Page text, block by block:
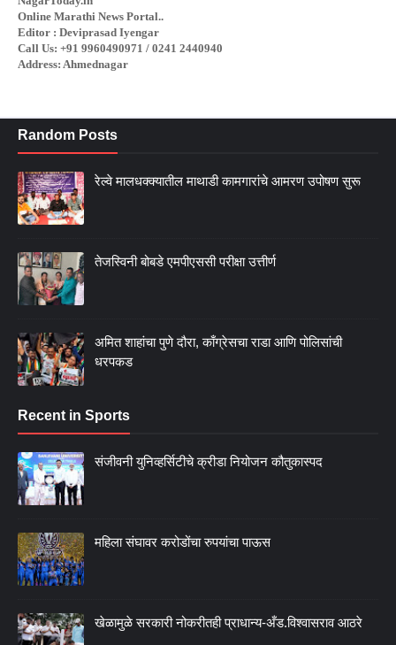
Online Marathi News Portal..
Editor : Deviprasad Iyengar
Call Us: +91 9960490971 / 0241 2440940
Address: Ahmednagar
Random Posts
रेल्वे मालधक्क्यातील माथाडी कामगारांचे आमरण उपोषण सुरू
तेजस्विनी बोबडे एमपीएससी परीक्षा उत्तीर्ण
अमित शाहांचा पुणे दौरा, काँग्रेसचा राडा आणि पोलिसांची
धरपकड
Recent in Sports
संजीवनी युनिव्हर्सिटीचे क्रीडा नियोजन कौतुकास्पद
महिला संघावर करोडोंचा रुपयांचा पाऊस
खेळामुळे सरकारी नोकरीतही प्राधान्य-अँड.विश्वासराव आठरे